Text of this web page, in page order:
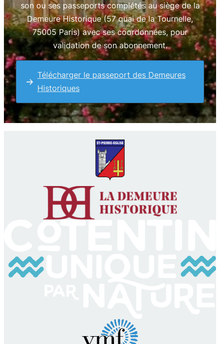
son ou ses passeports complétés au siège de la
Demeure Historique (57 quai de la Tournelle,
75005 Paris) avec ses coordonnées, pour
validation de son abonnement.
Télécharger le passeport des Demeures
Historiques